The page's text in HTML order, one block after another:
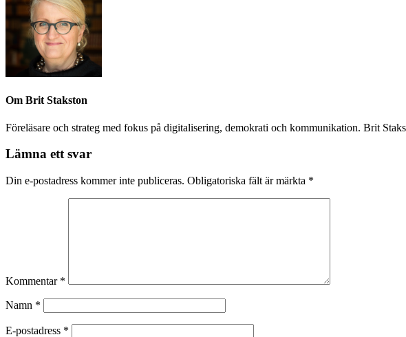
Om Brit Stakston
Föreläsare och strateg med fokus på digitalisering, demokrati och kommunikation. Brit
Lämna ett svar
Din e-postadress kommer inte publiceras. Obligatoriska fält är märkta *
Kommentar *
Namn *
E-postadress *